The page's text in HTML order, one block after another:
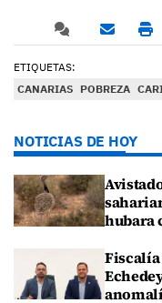
ETIQUETAS:
CANARIAS POBREZA
NOTICIAS DE HOY
hubara
Fiscalía